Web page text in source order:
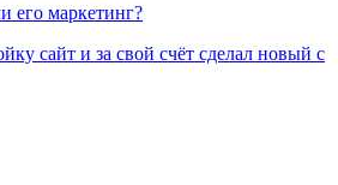
его маркетинг?
сайт и за свой счёт сделал новый с